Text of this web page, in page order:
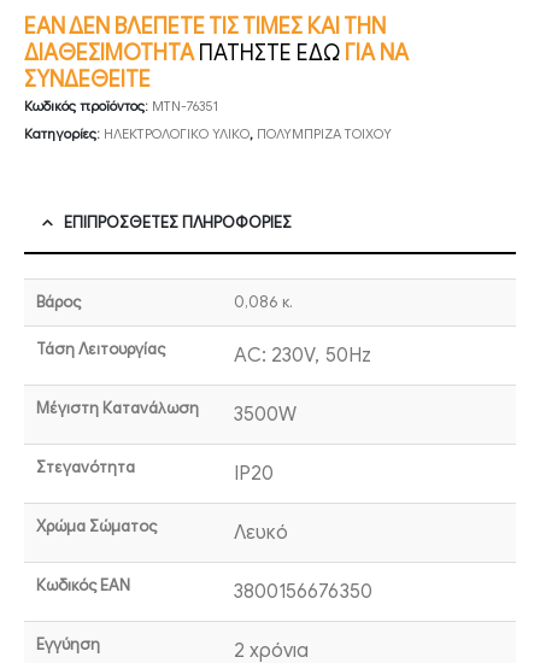
ΕΑΝ ΔΕΝ ΒΛΕΠΕΤΕ ΤΙΣ ΤΙΜΕΣ ΚΑΙ ΤΗΝ
ΔΙΑΘΕΣΙΜΟΤΗΤΑ ΠΑΤΗΣΤΕ ΕΔΩ ΓΙΑ ΝΑ
ΣΥΝΔΕΘΕΙΤΕ
Κωδικός προϊόντος: MTN-76351
Κατηγορίες: ΗΛΕΚΤΡΟΛΟΓΙΚΟ ΥΛΙΚΟ, ΠΟΛΥΜΠΡΙΖΑ ΤΟΙΧΟΥ
ΕΠΙΠΡΌΣΘΕΤΕΣ ΠΛΗΡΟΦΟΡΊΕΣ
Βάρος 0,086 κ.
Τάση Λειτουργίας AC: 230V, 50Hz
Μέγιστη Κατανάλωση 3500W
Στεγανότητα IP20
Χρώμα Σώματος Λευκό
Κωδικός EAN 3800156676350
Εγγύηση 2 χρόνια